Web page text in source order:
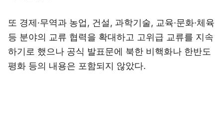
또 경제·무역과 농업, 건설, 과학기술, 교육·문화·체육
등 분야의 교류 협력을 확대하고 고위급 교류를 지속
하기로 했으나 공식 발표문에 북한 비핵화나 한반도
평화 등의 내용은 포함되지 않았다.